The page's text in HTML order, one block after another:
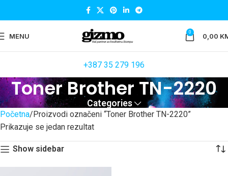
MENU 0 0,00
+387 35 279 196
Toner Brother TN-2220
Categories
Početna Proizvodi označeni “Toner Brother TN-2220”
Prikazuje se jedan rezultat
Show sidebar